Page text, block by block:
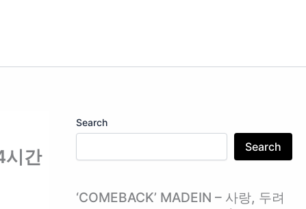
시간
Search
Search
‘COMEBACK’ MADEIN – 사랑, 두려